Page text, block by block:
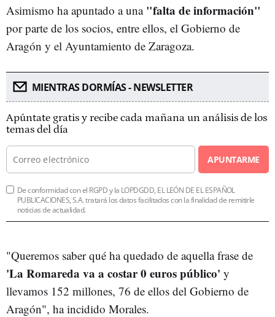
Asimismo ha apuntado a una "falta de información"
por parte de los socios, entre ellos, el Gobierno de
Aragón y el Ayuntamiento de Zaragoza.
MIENTRAS DORMÍAS - NEWSLETTER
Apúntate gratis y recibe cada mañana un análisis de los
temas del día
APUNTARME
De conformidad con el RGPD y la LOPDGDD, EL LEÓN DE EL ESPAÑOL
PUBLICACIONES, S.A. tratará los datos facilitados con la finalidad de remitirle
noticias de actualidad.
"Queremos saber qué ha quedado de aquella frase de
'La Romareda va a costar 0 euros público' y
llevamos 152 millones, 76 de ellos del Gobierno de
Aragón", ha incidido Morales.